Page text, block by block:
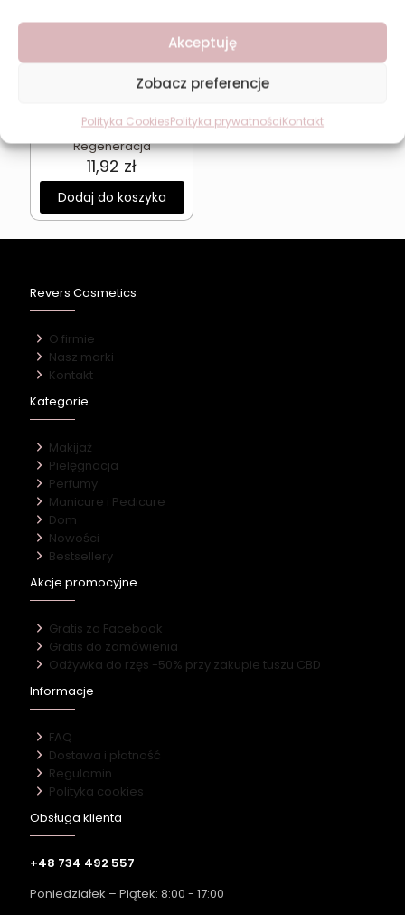
Akceptuję
Zobacz preferencje
Polityka CookiesPolityka prywatnościKontakt
Masło do Ciała Kokos
Intensywne Nawilżenie i
Regeneracja
11,92 zł
Dodaj do koszyka
Revers Cosmetics
O firmie
Nasz marki
Kontakt
Kategorie
Makijaż
Pielęgnacja
Perfumy
Manicure i Pedicure
Dom
Nowości
Bestsellery
Akcje promocyjne
Gratis za Facebook
Gratis do zamówienia
Odżywka do rzęs -50% przy zakupie tuszu CBD
Informacje
FAQ
Dostawa i płatność
Regulamin
Polityka cookies
Obsługa klienta
+48 734 492 557
Poniedziałek – Piątek: 8:00 - 17:00